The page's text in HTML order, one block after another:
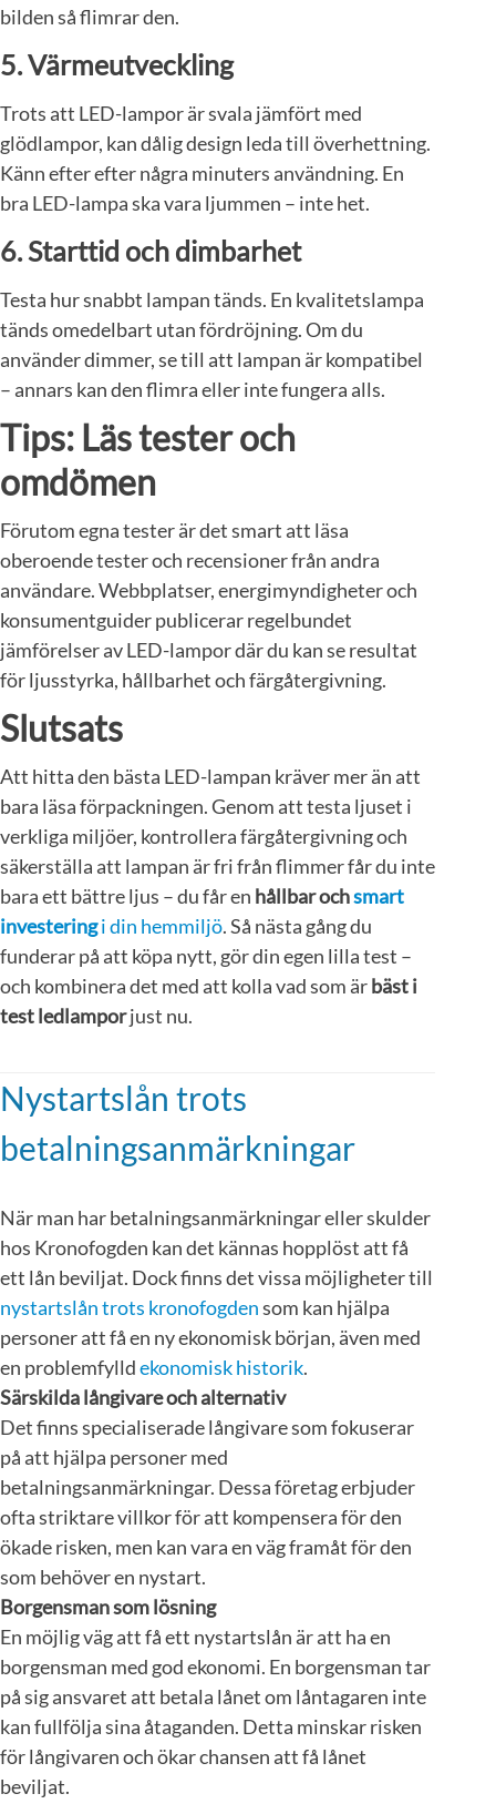
bilden så flimrar den.
5.Värmeutveckling
Trots att LED-lampor är svala jämfört med
glödlampor, kan dålig design leda till överhettning.
Känn efter efter några minuters användning. En
bra LED-lampa ska vara ljummen – inte het.
6.Starttid och dimbarhet
Testa hur snabbt lampan tänds. En kvalitetslampa
tänds omedelbart utan fördröjning. Om du
använder dimmer, se till att lampan är kompatibel
– annars kan den flimra eller inte fungera alls.
Tips: Läs tester och
omdömen
Förutom egna tester är det smart att läsa
oberoende tester och recensioner från andra
användare. Webbplatser, energimyndigheter och
konsumentguider publicerar regelbundet
jämförelser av LED-lampor där du kan se resultat
för ljusstyrka, hållbarhet och färgåtergivning.
Slutsats
Att hitta den bästa LED-lampan kräver mer än att
bara läsa förpackningen. Genom att testa ljuset i
verkliga miljöer, kontrollera färgåtergivning och
säkerställa att lampan är fri från flimmer får du inte
bara ett bättre ljus – du får en hållbar ochsmart
investeringi din hemmiljö. Så nästa gång du
funderar på att köpa nytt, gör din egen lilla test –
och kombinera det med att kolla vad som ärbäst i
test ledlamporjust nu.
Nystartslån trots
betalningsanmärkningar
När man har betalningsanmärkningar eller skulder
hos Kronofogden kan det kännas hopplöst att få
ett lån beviljat. Dock finns det vissa möjligheter till
nystartslån trots kronofogdensom kan hjälpa
personer att få en ny ekonomisk början, även med
en problemfylldekonomisk historik.
Särskilda långivare och alternativ
Det finns specialiserade långivare som fokuserar
på att hjälpa personer med
betalningsanmärkningar. Dessa företag erbjuder
ofta striktare villkor för att kompensera för den
ökade risken, men kan vara en väg framåt för den
som behöver en nystart.
Borgensman som lösning
En möjlig väg att få ett nystartslån är att ha en
borgensman med god ekonomi. En borgensman tar
på sig ansvaret att betala lånet om låntagaren inte
kan fullfölja sina åtaganden. Detta minskar risken
för långivaren och ökar chansen att få lånet
beviljat.